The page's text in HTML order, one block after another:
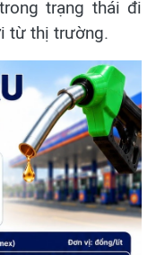
trạng thái đi
từ thị trường.